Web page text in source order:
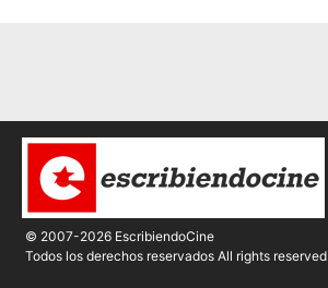
© 2007-2026 EscribiendoCine
Todos los derechos reservados All rights reserved